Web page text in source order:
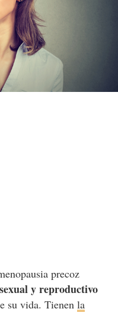
precoz
y reproductivo
su vida. Tienen la